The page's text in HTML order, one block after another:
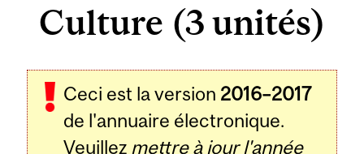
Culture (3 unités)
Ceci est la version 2016–2017
de l'annuaire électronique.
Veuillez mettre à jour l'année